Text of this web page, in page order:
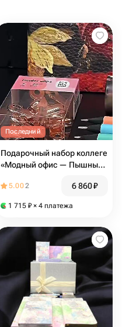
Последний
Подарочный набор коллеге
«Модный офис — Пышный
5.002 6 860₽
1 715 ₽ × 4 платежа